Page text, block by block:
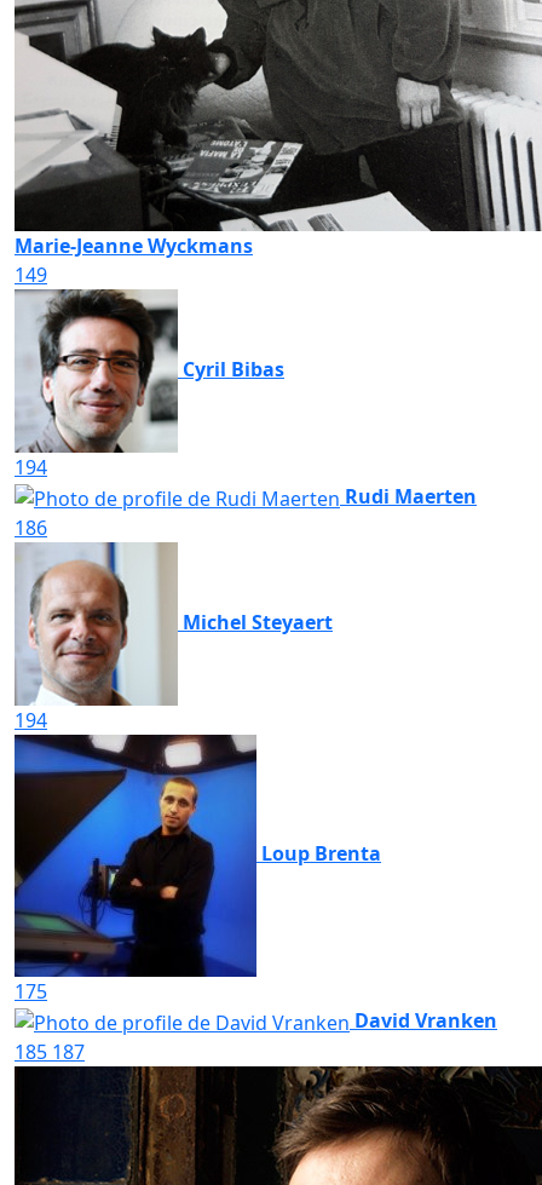
Marie-Jeanne Wyckmans
149
Cyril Bibas
194
Rudi Maerten
186
Michel Steyaert
194
Loup Brenta
175
David Vranken
185 187